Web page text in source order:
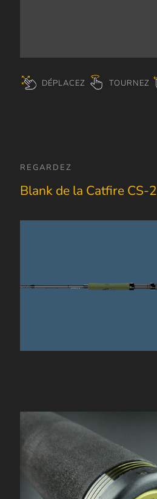
DÉPLACEZ TOURNEZ
REGARDEZ
Blank de la Catfire CS-2